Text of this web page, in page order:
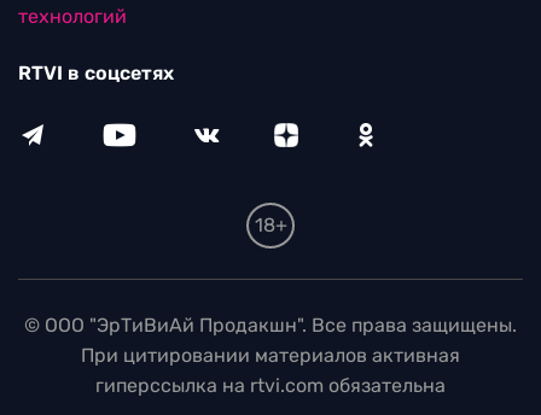
технологий
RTVI в соцсетях
18+
© ООО "ЭрТиВиАй Продакшн". Все права защищены.
При цитировании материалов активная
гиперссылка на rtvi.com обязательна